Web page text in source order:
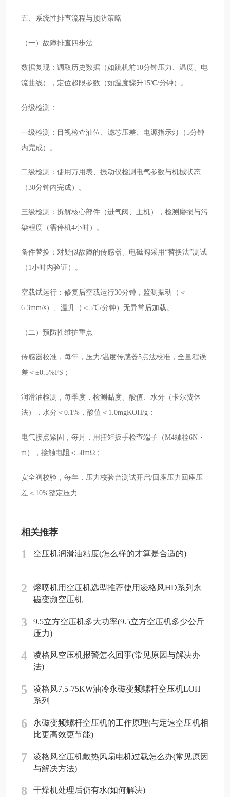
五、系统性排查流程与预防策略
（一）故障排查四步法
数据复现：调取历史数据（如跳机前10分钟压力、温度、电
流曲线），定位超限参数（如温度骤升15℃/分钟）。
分级检测：
一级检测：目视检查油位、滤芯压差、电源指示灯（5分钟
内完成）。
二级检测：使用万用表、振动仪检测电气参数与机械状态
（30分钟内完成）。
三级检测：拆解核心部件（进气阀、主机），检测磨损与污
染程度（需停机4小时）。
备件替换：对疑似故障的传感器、电磁阀采用“替换法”测试
（1小时内验证）。
空载试运行：修复后空载运行30分钟，监测振动（＜
6.3mm/s）、温升（＜5℃/分钟）无异常后加载。
（二）预防性维护重点
传感器校准，每年，压力/温度传感器5点法校准，全量程误
差＜±0.5%FS；
润滑油检测，每季度，检测黏度、酸值、水分（卡尔费休
法），水分＜0.1%，酸值＜1.0mgKOH/g；
电气接点紧固，每月，用扭矩扳手检查端子（M4螺栓6N・
m），接触电阻＜50mΩ；
安全阀校验，每年，压力校验台测试开启/回座压力回座压
差＜10%整定压力
相关推荐
1 空压机润滑油粘度(怎么样的才算是合适的)
2
熔喷机用空压机选型推荐使用凌格风HD系列永
磁变频空压机
3
9.5立方空压机多大功率(9.5立方空压机多少公斤
压力)
4
凌格风空压机报警怎么回事(常见原因与解决办
法)
5
凌格风7.5-75KW油冷永磁变频螺杆空压机LOH
系列
6
永磁变频螺杆空压机的工作原理(与定速空压机相
比更高效更节能)
7
凌格风空压机散热风扇电机过载怎么办(常见原因
与解决方法)
8 干燥机处理后仍有水(如何解决)